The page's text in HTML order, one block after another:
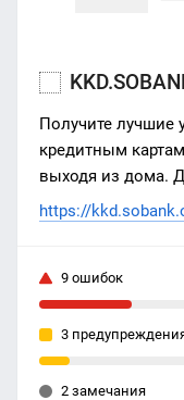
Получите лучшие
кредитным
выходя из дома.
https://
9 ошибок
3
2 замечания